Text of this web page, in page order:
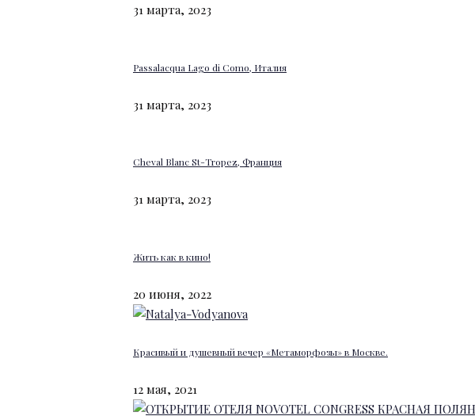
31 марта, 2023
Passalacqua Lago di Como, Италия
31 марта, 2023
Cheval Blanc St-Tropez, Франция
31 марта, 2023
Жить как в кино!
20 июня, 2022
Красивый и душевный вечер «Метаморфозы» в Москве.
12 мая, 2021